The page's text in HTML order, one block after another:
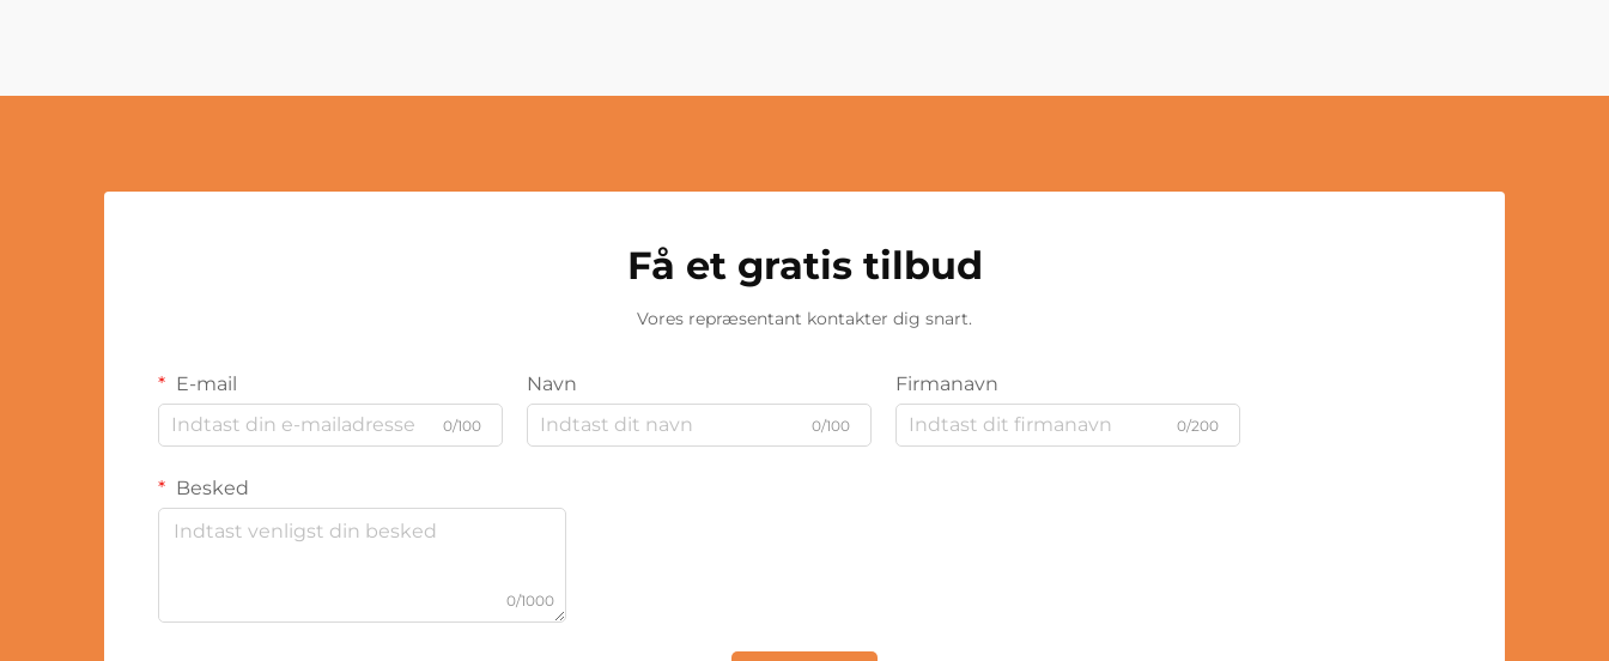
Få et gratis tilbud
Vores repræsentant kontakter dig snart.
E-mail
0/100
Navn
0/100
Firmanavn
0/200
Besked
0/1000